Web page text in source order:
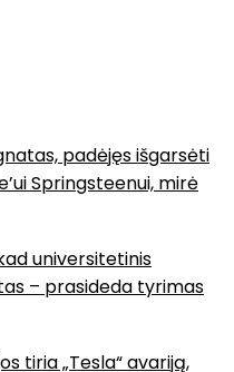
padėjęs išgarsėti
Springsteenui, mirė
universitetinis
– prasideda tyrimas
tiria „Tesla“ avariją,